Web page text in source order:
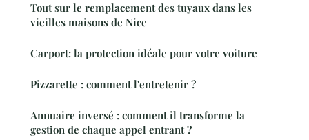
Tout sur le remplacement des tuyaux dans les
vieilles maisons de Nice
Carport: la protection idéale pour votre voiture
Pizzarette : comment l'entretenir ?
Annuaire inversé : comment il transforme la
gestion de chaque appel entrant ?